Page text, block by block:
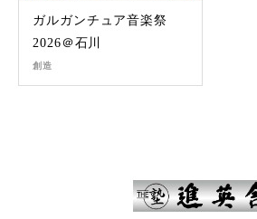
ガルガンチュア音楽祭
2026＠石川
創造